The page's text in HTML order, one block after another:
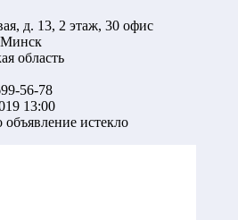
д. 13, 2 этаж, 30 офис
Минск
область
56-78
13:00
объявление истекло